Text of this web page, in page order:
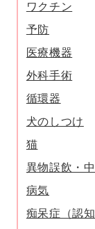
ワクチン
予防
医療機器
外科手術
循環器
犬のしつけ
猫
異物誤飲・
病気
痴呆症（認